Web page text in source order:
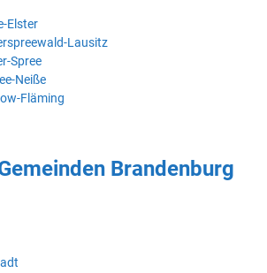
Elster
Lausitz
Spree
Neiße
Fläming
Brandenburg